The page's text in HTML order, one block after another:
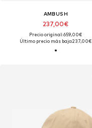
AMBUSH
237,00€
Precio original: 659,00€
Último precio más bajo:237,00€